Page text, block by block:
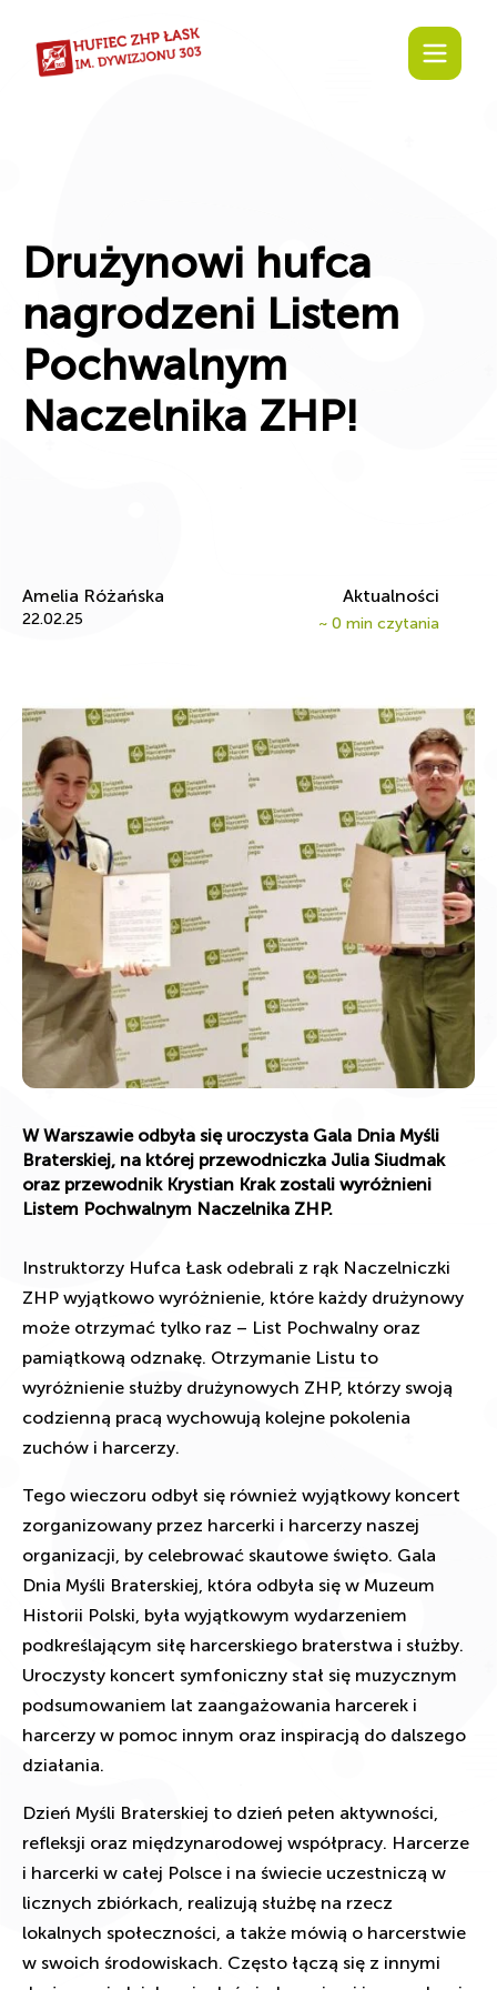
Drużynowi hufca
nagrodzeni Listem
Pochwalnym
Naczelnika ZHP!
Amelia Różańska
22.02.25
Aktualności
~ 0 min czytania
W Warszawie odbyła się uroczysta Gala Dnia Myśli
Braterskiej, na której przewodniczka Julia Siudmak
oraz przewodnik Krystian Krak zostali wyróżnieni
Listem Pochwalnym Naczelnika ZHP.
Instruktorzy Hufca Łask odebrali z rąk Naczelniczki
ZHP wyjątkowo wyróżnienie, które każdy drużynowy
może otrzymać tylko raz – List Pochwalny oraz
pamiątkową odznakę. Otrzymanie Listu to
wyróżnienie służby drużynowych ZHP, którzy swoją
codzienną pracą wychowują kolejne pokolenia
zuchów i harcerzy.
Tego wieczoru odbył się również wyjątkowy koncert
zorganizowany przez harcerki i harcerzy naszej
organizacji, by celebrować skautowe święto. Gala
Dnia Myśli Braterskiej, która odbyła się w Muzeum
Historii Polski, była wyjątkowym wydarzeniem
podkreślającym siłę harcerskiego braterstwa i służby.
Uroczysty koncert symfoniczny stał się muzycznym
podsumowaniem lat zaangażowania harcerek i
harcerzy w pomoc innym oraz inspiracją do dalszego
działania.
Dzień Myśli Braterskiej to dzień pełen aktywności,
refleksji oraz międzynarodowej współpracy. Harcerze
i harcerki w całej Polsce i na świecie uczestniczą w
licznych zbiórkach, realizują służbę na rzecz
lokalnych społeczności, a także mówią o harcerstwie
w swoich środowiskach. Często łączą się z innymi